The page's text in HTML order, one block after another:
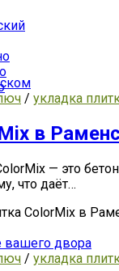
/ укладка
в
— это
что даёт…
ColorMix в
/ укладка